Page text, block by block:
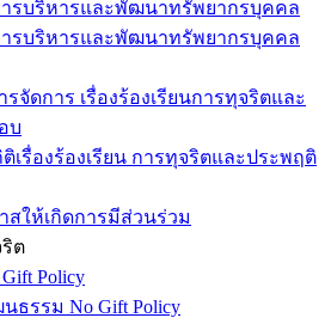
รบริหารและพัฒนาทรัพยากรบุคคล
ารบริหารและพัฒนาทรัพยากรบุคคล
จัดการ เรื่องร้องเรียนการทุจริตและ
บ
เรื่องร้องเรียน การทุจริตและประพฤติ
สให้เกิดการมีส่วนร่วม
ต
Policy
ธรรม No Gift Policy